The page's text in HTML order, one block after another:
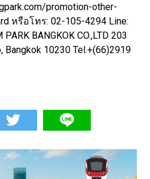
promotion-other-
หรือโทร: 02-105-4294 Line:
BANGKOK CO.,LTD 203
Bangkok 10230 Tel.+(66)2919